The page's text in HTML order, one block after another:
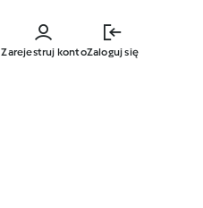
głównej
Zarejestruj kontoZaloguj się